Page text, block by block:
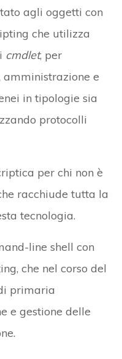
agli oggetti con
che utilizza
cmdlet, per
e
in tipologie sia
protocolli
per chi non è
racchiude tutta la
tecnologia.
line shell con
che nel corso del
primaria
e gestione delle